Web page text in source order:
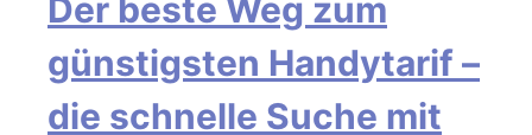
Der beste Weg zum
günstigsten Handytarif –
die schnelle Suche mit